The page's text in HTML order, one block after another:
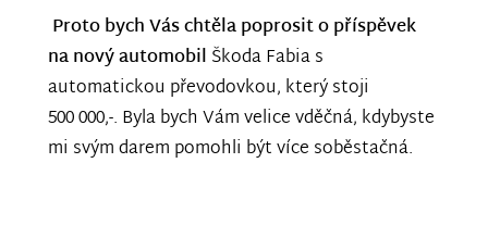
Proto bych Vás chtěla poprosit o příspěvek
na nový automobil Škoda Fabia s
automatickou převodovkou, který stoji
500 000,-. Byla bych Vám velice vděčná, kdybyste
mi svým darem pomohli být více soběstačná.